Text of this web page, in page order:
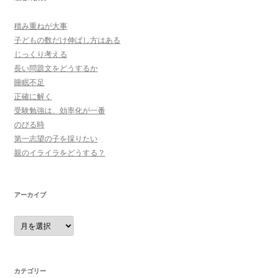
積み重ねが大事
子どもの数だけ伸ばし方はある
じっくり考える
長い問題文をどうするか
睡眠不足
正確に解く
受験勉強は、効率化が一番
のびる時
第一志望の子を採りたい
親のイライラをどうする？
アーカイブ
ア
ー
カ
カテゴリー